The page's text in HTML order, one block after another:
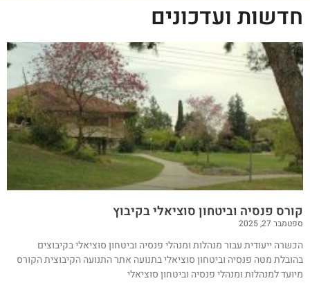
חדשות ועדכונים
קורס פנסיה וביטחון סוציאלי בקיבוץ
ספטמבר 27, 2025
הכשרה ייעודית עבור מנהלות ומנהלי פנסיה וביטחון סוציאלי בקיבוצים
בהובלת מטה פנסיה וביטחון סוציאלי בתנועה אתר התנועה הקיבוצית הקורס
מיועד למנהלות ומנהלי פנסיה וביטחון סוציאלי